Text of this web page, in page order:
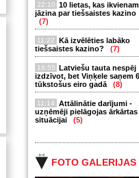
22:10 10 lietas, kas ikvienam
jāzina par tiešsaistes kazino
(7)
11:22
Kā izvēlēties labāko
tiešsaistes kazino?
(7)
16:55 Latviešu tauta nespēj
izdzīvot, bet Viņķele saņem
tūkstošus eiro gadā
(8)
11:14
Attālinātie darījumi -
uzņēmēji pielāgojas ārkārtas
situācijai
(5)
FOTO GALERIJAS